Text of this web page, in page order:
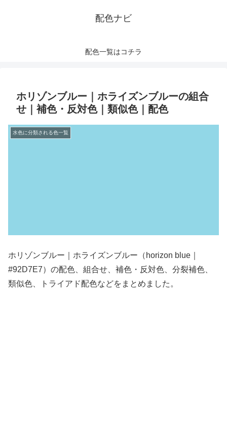
配色ナビ
配色一覧はコチラ
ホリゾンブルー｜ホライズンブルーの組合
せ｜補色・反対色｜類似色｜配色
水色に分類される色一覧
ホリゾンブルー｜ホライズンブルー（horizon blue｜
#92D7E7）の配色、組合せ、補色・反対色、分裂補色、
類似色、トライアド配色などをまとめました。